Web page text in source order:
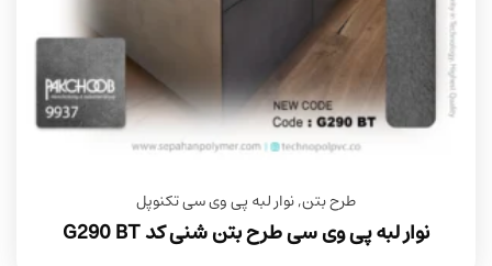
طرح بتن,نوار لبه پی وی سی تکنوپل
نوار لبه پی وی سی طرح بتن شنی کد G290 BT